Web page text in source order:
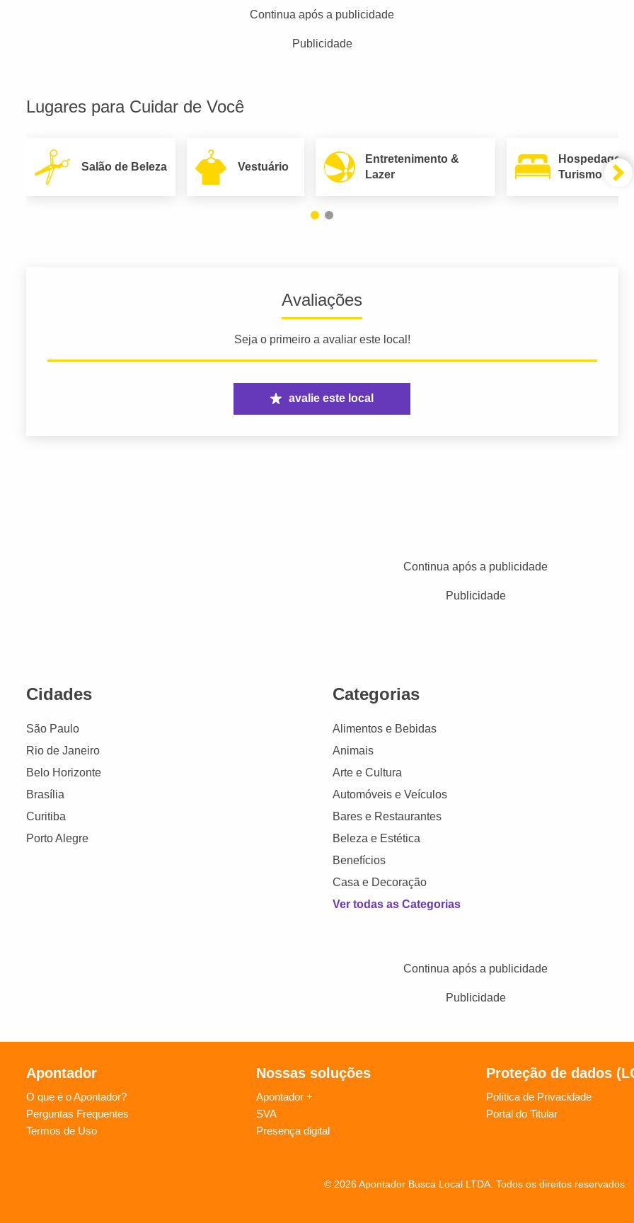
Continua após a publicidade
Publicidade
Lugares para Cuidar de Você
Salão de Beleza Vestuário
Entretenimento &
Lazer
Hospedagem
Turismo
Avaliações
Seja o primeiro a avaliar este local!
avalie este local
Continua após a publicidade
Publicidade
Cidades
São Paulo
Rio de Janeiro
Belo Horizonte
Brasília
Curitiba
Porto Alegre
Categorias
Alimentos e Bebidas
Animais
Arte e Cultura
Automóveis e Veículos
Bares e Restaurantes
Beleza e Estética
Benefícios
Casa e Decoração
Ver todas as Categorias
Continua após a publicidade
Publicidade
Apontador
O que é o Apontador?
Perguntas Frequentes
Termos de Uso
Nossas soluções
Apontador +
SVA
Presença digital
Proteção de dados
Política de Privacidade
Portal do Titular
© 2026 Apontador Busca Local LTDA. Todos os direitos reservados.